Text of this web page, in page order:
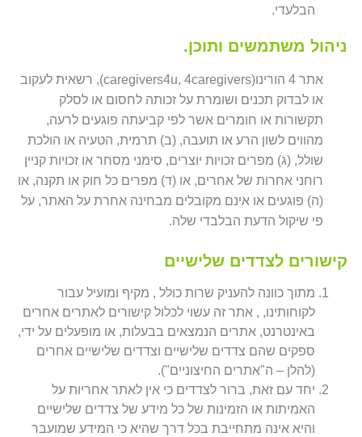
הבלעדי.
ניהול משתמשים ותוכן.
אתר 4 הורינו(caregivers4u, 4caregivers), רשאית לעקוב
או לבדוק תכנים ושומרת על זכותה לחסום או לסלק
תקשורות או חומרים אשר לפי קביעתה פוגעים לרעה,
מהווים לשון הרע או תועבה, (ב) תרמית, הטעיה או הולכת
שולל, (ג) מפרים זכויות יוצרים, סימני מסחר או זכויות קניין
רוחני אחרות של אחרים, או (ד) מפרים כל חוק או תקנה, או
(ה) פוגעים או אינם מקובלים מבחינה אחרת על האתר, על
פי שיקול הדעת הבלבדי שלה.
קישורים לצדדים שלישיים
מתוך כוונה להעניק שרות כולל , מקיף ומועיל עבור
לקוחותינו, , אתר זה עשוי לכלול קישורים לאתרים אחרים
באינטרנט, אתרים הנמצאים בבעלות, או מופעלים על ידי,
ספקים שהם צדדים שלישיים וצדדים שלישיים אחרים
(להלן – ה"אתרים החיצוניים").
יחד עם זאת, ברור לצדדים כי אין לאתר אחריות על
האמיתות או הזמינות של כל מידע של צדדים שלישיים
והיא אינה מתחייבת בכל דרך שהיא כי המידע שמועבר